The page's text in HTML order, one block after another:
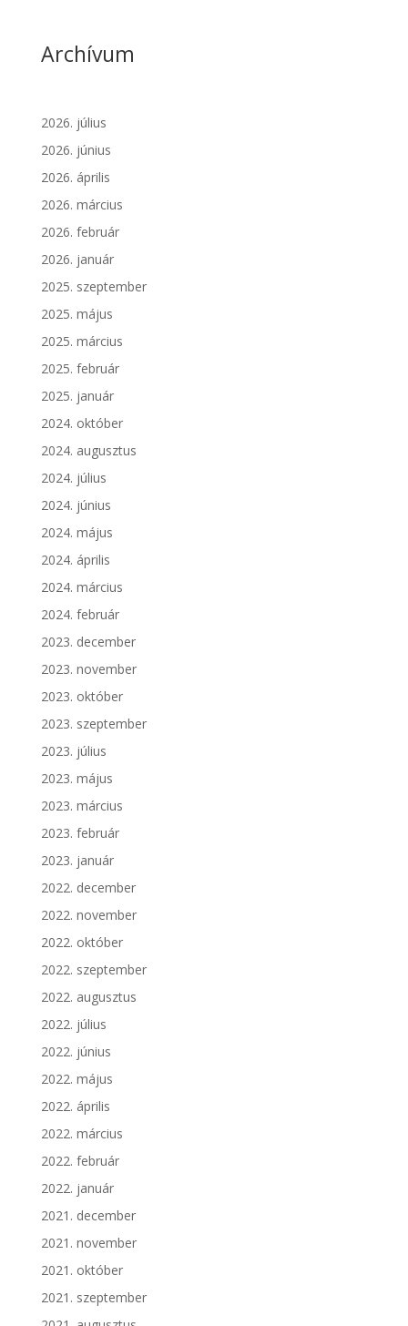
Archívum
2026. július
2026. június
2026. április
2026. március
2026. február
2026. január
2025. szeptember
2025. május
2025. március
2025. február
2025. január
2024. október
2024. augusztus
2024. július
2024. június
2024. május
2024. április
2024. március
2024. február
2023. december
2023. november
2023. október
2023. szeptember
2023. július
2023. május
2023. március
2023. február
2023. január
2022. december
2022. november
2022. október
2022. szeptember
2022. augusztus
2022. július
2022. június
2022. május
2022. április
2022. március
2022. február
2022. január
2021. december
2021. november
2021. október
2021. szeptember